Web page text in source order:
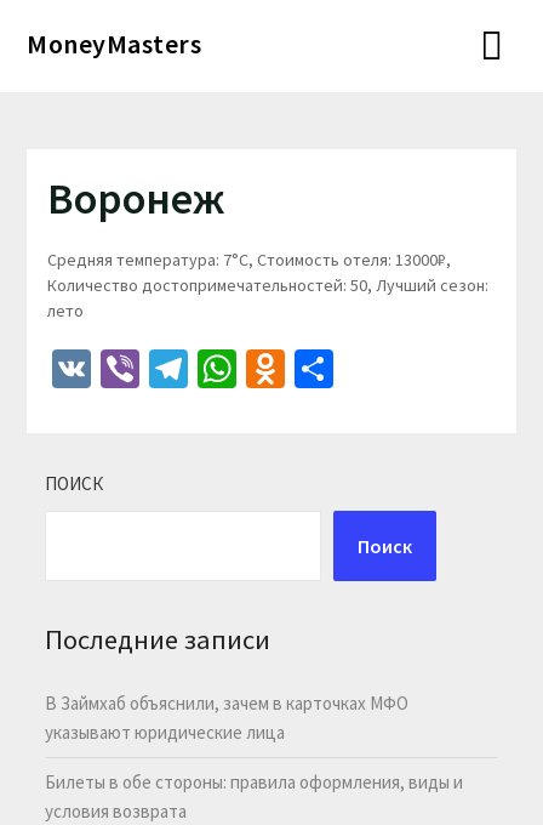
MoneyMasters
Воронеж
Средняя температура: 7°C, Стоимость отеля: 13000₽,
Количество достопримечательностей: 50, Лучший сезон:
лето
VKViberTelegram
WhatsApp
Odnoklassniki
Отправить
ПОИСК
Поиск
Последние записи
В Займхаб объяснили, зачем в карточках МФО
указывают юридические лица
Билеты в обе стороны: правила оформления, виды и
условия возврата